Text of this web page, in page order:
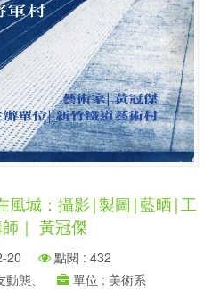
風城：攝影|製圖|藍晒|工
｜ 黃冠傑
20
點閱 : 432
態、
單位 : 美術系